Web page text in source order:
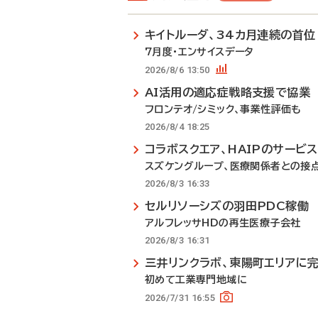
キイトルーダ、34カ月連続の首位
7月度・エンサイスデータ
2026/8/6 13:50
AI活用の適応症戦略支援で協業
フロンテオ/シミック、事業性評価も
2026/8/4 18:25
コラボスクエア、HAIPのサービ
スズケングループ、医療関係者との接
2026/8/3 16:33
セルリソーシズの羽田PDC稼働
アルフレッサHDの再生医療子会社
2026/8/3 16:31
三井リンクラボ、東陽町エリアに
初めて工業専門地域に
2026/7/31 16:55